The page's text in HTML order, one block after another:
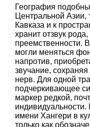
География
Центральной
Кавказа и к
хранит отзвук рода,
преемственности.
могли меняться
напротив,
звучание,
нерв. Для одной
подчеркивающее
маркер редкой,
имени Хангери в
только как